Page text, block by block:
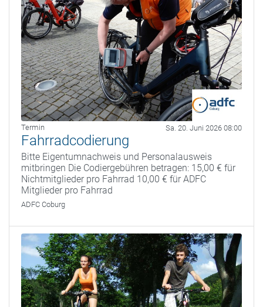
Termin Sa. 20. Juni 2026 08:00
Fahrradcodierung
Bitte Eigentumnachweis und Personalausweis
mitbringen Die Codiergebühren betragen: 15,00 € für
Nichtmitglieder pro Fahrrad 10,00 € für ADFC
Mitglieder pro Fahrrad
ADFC Coburg